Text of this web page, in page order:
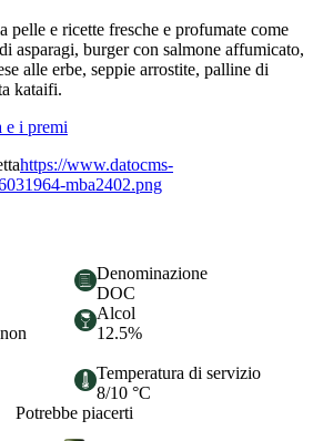
pelle e ricette fresche e profumate come
asparagi, burger con salmone affumicato,
alle erbe, seppie arrostite, palline di
kataifi.
e i premi
https://www.datocms-
mba2402.png
Denominazione
DOC
Alcol
12.5%
Temperatura di servizio
8/10 °C
Potrebbe piacerti